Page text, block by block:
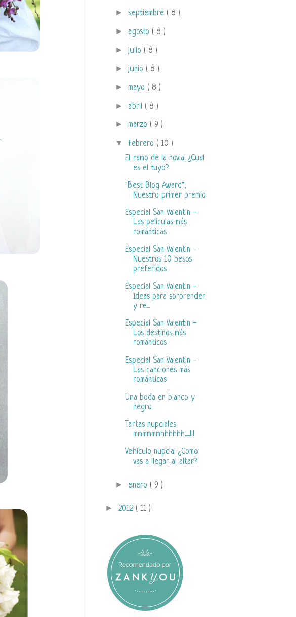
► septiembre ( 8 )
► agosto ( 8 )
► julio ( 8 )
► junio ( 8 )
► mayo ( 8 )
► abril ( 8 )
► marzo ( 9 )
▼ febrero ( 10 )
El ramo de la novia. ¿Cual
es el tuyo?
"Best Blog Award",
Nuestro primer premio
Especial San Valentin -
Las películas más
románticas
Especial San Valentin -
Nuestros 10 besos
preferidos
Especial San Valentin -
Ideas para sorprender
y re...
Especial San Valentin -
Los destinos más
románticos
Especial San Valentin -
Las canciones más
románticas
Una boda en blanco y
negro
Tartas nupciales
mmmmmmhhhhhh.....!!!
Vehículo nupcial ¿Como
vas a llegar al altar?
► enero ( 9 )
► 2012 ( 11 )